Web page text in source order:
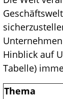
Hinblick auf
Tabelle)
Thema